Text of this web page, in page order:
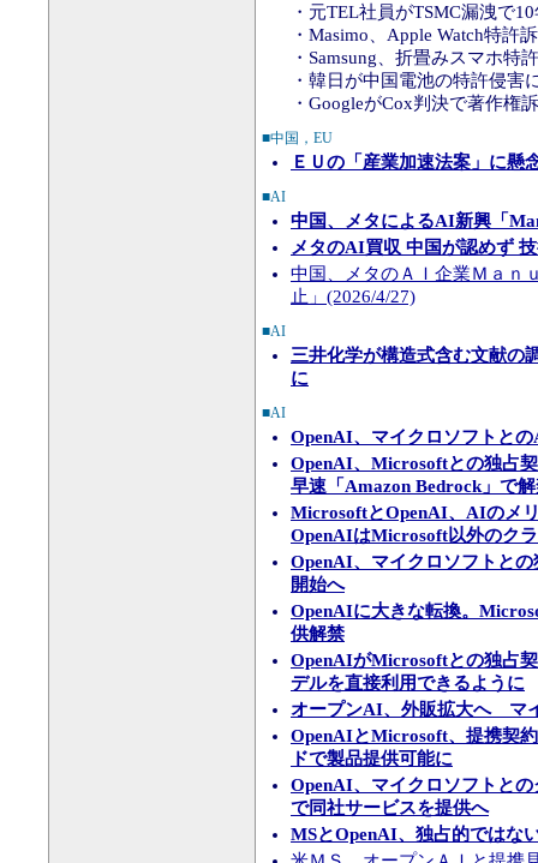
・元TEL社員がTSMC漏洩で
・Masimo、Apple Watch特許
・Samsung、折畳みスマホ特
・韓日が中国電池の特許侵害
・GoogleがCox判決で著作
■中国，EU
ＥＵの「産業加速法案」に
■AI
中国、メタによるAI新興「
メタのAI買収 中国が認めず
中国、メタのＡＩ企業Ｍａ
止」(2026/4/27)
■AI
三井化学が構造式含む文献の
に
■AI
OpenAI、マイクロソフトと
OpenAI、Microsoftとの独占
早速「Amazon Bedrock」で
MicrosoftとOpenAI、AIのメ
OpenAIはMicrosoft以外のク
OpenAI、マイクロソフトと
開始へ
OpenAIに大きな転換。
供解禁
OpenAIがMicrosoftとの独占
デルを直接利用できるように
オープンAI、外販拡大へ マ
OpenAIとMicrosoft、提携契
ドで製品提供可能に
OpenAI、マイクロソフトと
で同社サービスを提供へ
MSとOpenAI、独占的ではな